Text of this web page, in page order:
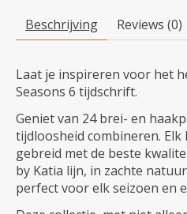
Beschrijving Reviews (0)
Laat je inspireren voor het
Seasons 6 tijdschrift.
Geniet van 24 brei- en
tijdloosheid combineren.
gebreid met de beste
by Katia lijn, in zachte
perfect voor elk seizoen en